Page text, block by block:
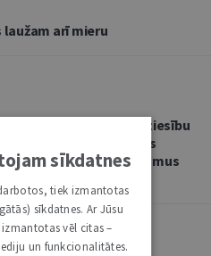
arī mieru
banku prakses kā tiesību
savstarpējās
pakalpojumus
sīkdatnes
tiek izmantotas
sīkdatnes. Ar Jūsu
vēl citas –
un funkcionalitātes.